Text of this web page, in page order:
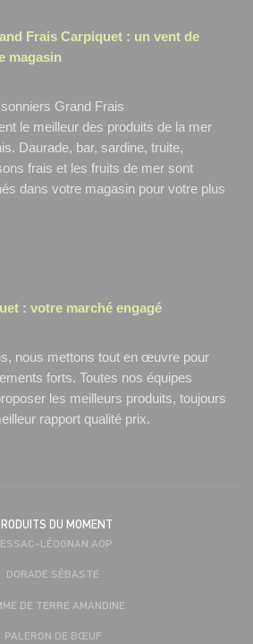
Frais Carpiquet : un vent de
magasin
Grand Frais
le meilleur des produits de la mer
Daurade, bar, sardine, truite,
frais et les fruits de mer sont
dans votre magasin pour votre plus
: votre marché engagé
nous mettons tout en œuvre pour
forts. Toutes nos équipes
les meilleurs produits, toujours
rapport qualité prix.
DU MOMENT
LÉOGNAN AOP
DORADE SÉBASTE
DE TERRE AMANDINE
PALERON DE BŒUF